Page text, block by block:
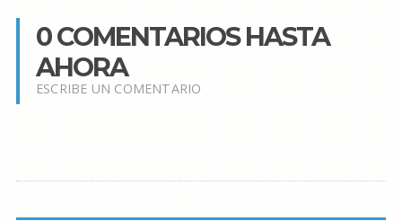
0 COMENTARIOS HASTA
AHORA
ESCRIBE UN COMENTARIO